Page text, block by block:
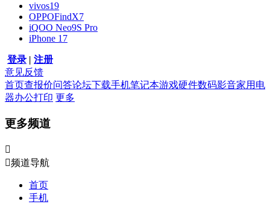
vivos19
OPPOFindX7
iQOO Neo9S Pro
iPhone 17
登录 | 注册
意见反馈
首页查报价问答论坛下载手机笔记本游戏硬件数码影音家用电
器办公打印 更多
更多频道

频道导航
首页
手机